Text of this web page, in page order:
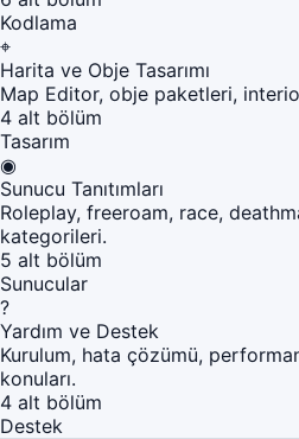
Kodlama
⌖
Harita ve Obje Tasarımı
Map Editor, obje paketleri,
4 alt bölüm
Tasarım
◉
Sunucu Tanıtımları
Roleplay, freeroam, race,
kategorileri.
5 alt bölüm
Sunucular
?
Yardım ve Destek
Kurulum, hata çözümü,
konuları.
4 alt bölüm
Destek